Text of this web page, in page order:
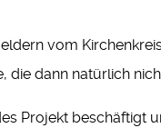
vom
die dann natürlich
Projekt beschäftigt